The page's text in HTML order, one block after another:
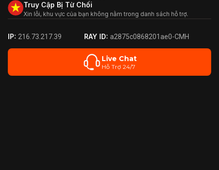
Truy Cập Bị Từ Chối
Xin lỗi, khu vực của bạn không nằm trong danh sách hỗ trợ.
IP: 216.73.217.39 RAY ID: a2875c0868201ae0-CMH
Live Chat
Hỗ Trợ 24/7